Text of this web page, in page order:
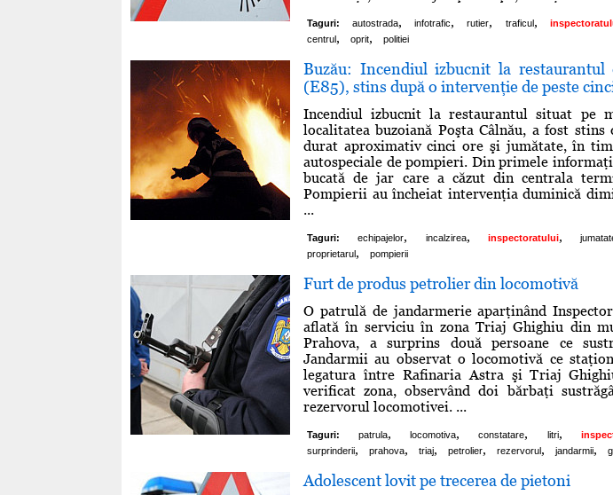
Taguri: autostrada, infotrafic, rutier, traficul,
centrul, oprit, politiei
Buzău: Incendiul izbucnit la
(E85), stins după o intervenţie de peste
Incendiul izbucnit la restaurantul situat pe
localitatea buzoiană Poşta Câlnău, a fost
durat aproximativ cinci ore şi jumătate, în
autospeciale de pompieri. Din primele
bucată de jar care a căzut din centrala
Pompierii au încheiat intervenţia duminică
...
Taguri: echipajelor, incalzirea, inspectoratului,
proprietarul, pompierii
Furt de produs petrolier din locomotivă
O patrulă de jandarmerie aparţinând
aflată în serviciu în zona Triaj Ghighiu din
Prahova, a surprins două persoane ce
Jandarmii au observat o locomotivă ce
legatura între Rafinaria Astra şi Triaj
verificat zona, observând doi bărbaţi
rezervorul locomotivei. ...
Taguri: patrula, locomotiva, constatare, litri,
surprinderii, prahova, triaj, petrolier, rezervorul, jandarmii,
Adolescent lovit pe trecerea de pietoni